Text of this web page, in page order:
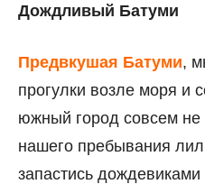
Дождливый Батуми
Предвкушая Батуми,
прогулки возле моря и
южный город совсем
нашего пребывания
запастись